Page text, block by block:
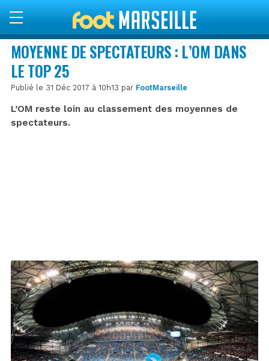
MOYENNE DE SPECTATEURS : L’OM DANS
LE TOP 25
Publié le 31 Déc 2017 à 10h13 par FootMarseille
L’OM reste loin au classement des moyennes de
spectateurs.